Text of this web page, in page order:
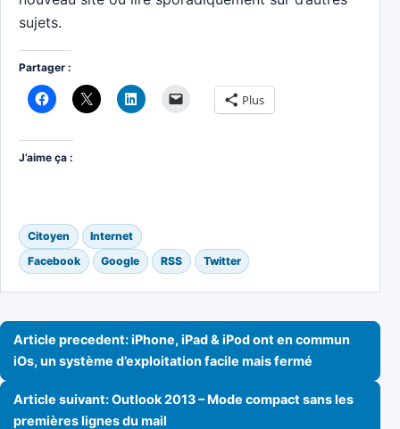
sujets.
Partager :
Plus
J’aime ça :
Citoyen
Internet
Facebook
Google RSS Twitter
Navigation de l’article
Article precedent: iPhone, iPad & iPod ont en commun
iOs, un système d’exploitation facile mais fermé
Article suivant: Outlook 2013 – Mode compact sans les
premières lignes du mail